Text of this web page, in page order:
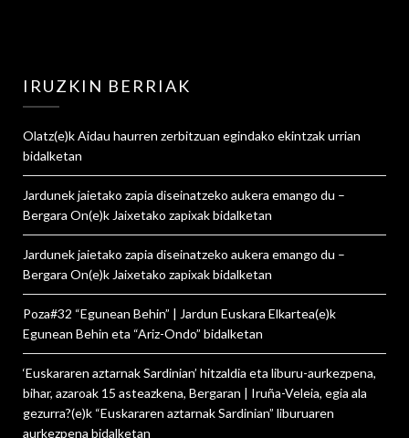
IRUZKIN BERRIAK
Olatz(e)kAidau haurren zerbitzuan egindako ekintzak urrian
bidalketan
Jardunek jaietako zapia diseinatzeko aukera emango du –
Bergara On(e)k Jaixetako zapixakbidalketan
Jardunek jaietako zapia diseinatzeko aukera emango du –
Bergara On(e)k Jaixetako zapixakbidalketan
Poza#32 “Egunean Behin” | Jardun Euskara Elkartea(e)k
Egunean Behin eta “Ariz-Ondo” bidalketan
‘Euskararen aztarnak Sardinian’ hitzaldia eta liburu-aurkezpena,
bihar, azaroak 15 asteazkena, Bergaran | Iruña-Veleia, egia ala
gezurra?(e)k “Euskararen aztarnak Sardinian” liburuaren
aurkezpena bidalketan